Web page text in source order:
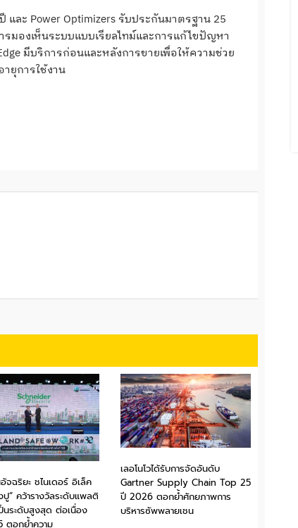
และ Power Optimizers รับประกันมาตรฐาน 25
องเห็นระบบแบบเรียลไทม์และการแก้ไขปัญหา
มีบริการก่อนและหลังการขายเพื่อให้ความช่วย
ยุการใช้งาน
อัจฉริยะ ชไนเดอร์ อิเล็ค
” คว้ารางวัลระดับแพลติ
นระดับสูงสุด ต่อเนื่อง
ตอกย้ำความ
เลอโนโวได้รับการจัดอันดับ
Gartner Supply Chain Top 25
ปี 2026 ตอกย้ำศักยภาพการ
บริหารซัพพลายเชน